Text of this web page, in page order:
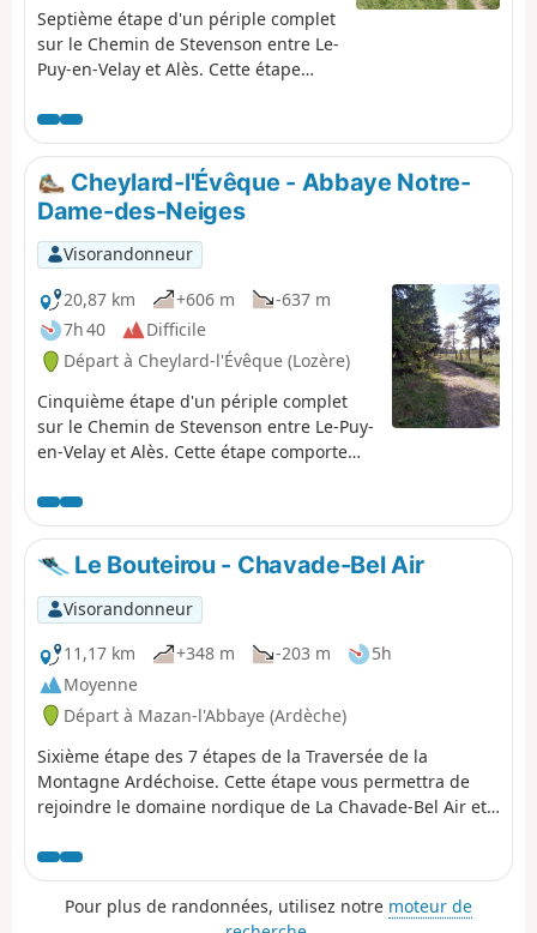
Septième étape d'un périple complet
sur le Chemin de Stevenson entre Le-
Puy-en-Velay et Alès. Cette étape
significatifs par rapport au fléchage
du GR®70. Il représente la fin de la
partie correspondant à la traversée
du Gévaudan
Cheylard-l'Évêque - Abbaye Notre-
Dame-des-Neiges
Visorandonneur
20,87 km
+606 m
-637 m
7h 40
Difficile
Départ à Cheylard-l'Évêque (Lozère)
Cinquième étape d'un périple complet
sur le Chemin de Stevenson entre Le-Puy-
en-Velay et Alès. Cette étape comporte
au fléchage du GR®70. Des alternatives
existent notamment pour aller
directement à La-Bastide-Puylaurent sans
passer par N-D-des-Neiges.
Le Bouteirou - Chavade-Bel Air
Visorandonneur
11,17 km
+348 m -203 m
5h
Moyenne
Départ à Mazan-l'Abbaye (Ardèche)
Sixième étape des 7 étapes de la Traversée de la
Montagne Ardéchoise. Cette étape vous permettra de
rejoindre le domaine nordique de La Chavade-Bel Air et
Pour plus de randonnées, utilisez notre moteur de